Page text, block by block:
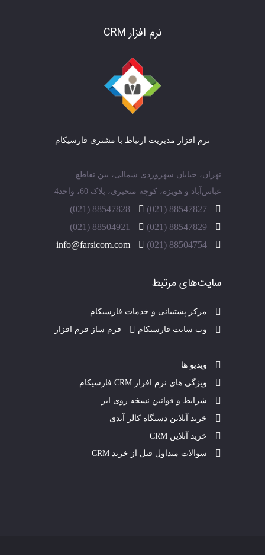
نرم افزار CRM
نرم افزار مدیریت ارتباط با مشتری فارسیکام
تهران، خیابان سهروردی شمالی، بین تقاطع
عباس‌آباد و هویزه، کوچه متحیری، پلاک 60، واحد4
88547827 (021)
88547828 (021)
88547829 (021)
88504921 (021)
88504754 (021)
info@farsicom.com
سایت‌های مرتبط
مرکز پشتیبانی و خدمات فارسیکام
وب سایت فارسیکام
فرم ساز فرم افزار
ویدیو ها
ویژگی های نرم افزار CRM فارسیکام
شرایط و قوانین نسخه روی ابر
خرید آنلاین دستگاه کالر آیدی
خرید آنلاین CRM
سوالات متداول قبل از خرید CRM